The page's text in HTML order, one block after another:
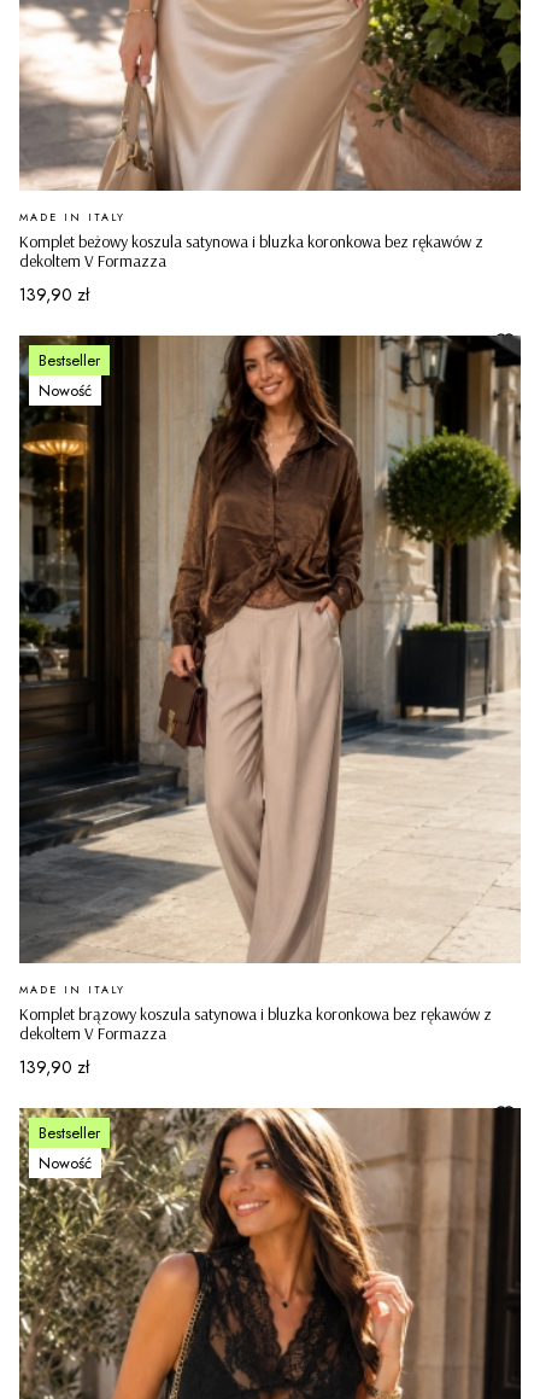
Komplet beżowy koszula satynowa i bluzka koronkowa bez rękawów z
dekoltem V Formazza
PRODUCENT
MADE IN ITALY
Cena
139,90 zł
Bestseller
Nowość
Komplet brązowy koszula satynowa i bluzka koronkowa bez rękawów z
dekoltem V Formazza
PRODUCENT
MADE IN ITALY
Cena
139,90 zł
Bestseller
Nowość